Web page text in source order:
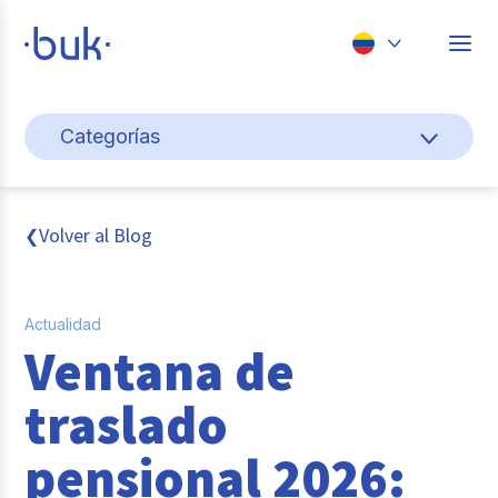
Perú
Categorías
Cultura y bienestar laboral
Gestión de personas
Pago de nómina
Buk
Transformación digital
Tendencias y Data
❮Volver al Blog
Actualidad
Ventana de
traslado
pensional 2026: